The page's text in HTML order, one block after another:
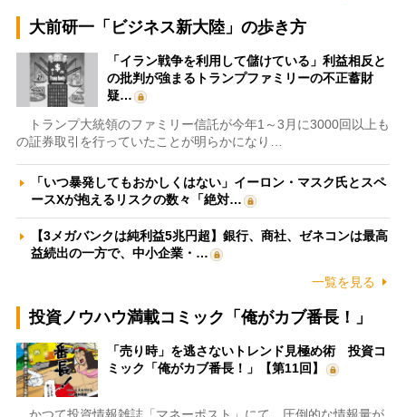
大前研一「ビジネス新大陸」の歩き方
「イラン戦争を利用して儲けている」利益相反と
の批判が強まるトランプファミリーの不正蓄財
疑…
トランプ大統領のファミリー信託が今年1～3月に3000回以上も
の証券取引を行っていたことが明らかになり…
「いつ暴発してもおかしくはない」イーロン・マスク氏とスペ
ースXが抱えるリスクの数々「絶対…
【3メガバンクは純利益5兆円超】銀行、商社、ゼネコンは最高
益続出の一方で、中小企業・…
一覧を見る
投資ノウハウ満載コミック「俺がカブ番長！」
「売り時」を逃さないトレンド見極め術 投資コ
ミック「俺がカブ番長！」【第11回】